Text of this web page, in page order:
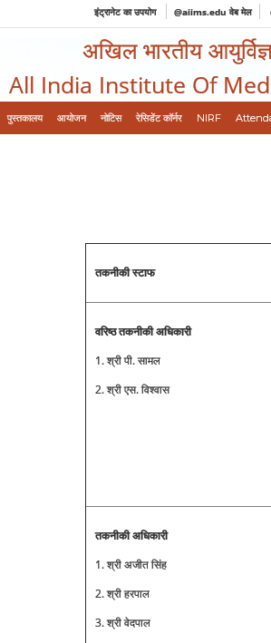
इंट्रानेट का उपयोग @aiims.edu वेब मेल
अखिल भारतीय
All India Institute Of
पुस्तकालय आयोजन नोटिस रेसिडेंट कॉर्नर NIRF
तकनीकी स्टाफ
वरिष्ठ तकनीकी अधिकारी
1. श्री पी. सामल
2. श्री एस. विश्वास
तकनीकी अधिकारी
1. श्री अजीत सिंह
2. श्री हरपाल
3. श्री वेदपाल